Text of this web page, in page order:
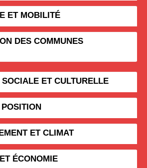
ET MOBILITÉ
DES COMMUNES
ET CULTURELLE
ET CLIMAT
ÉCONOMIE